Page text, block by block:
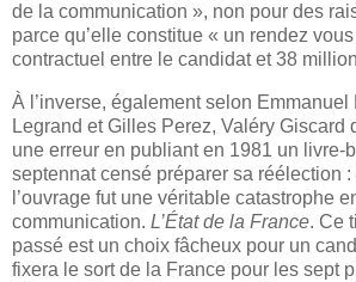
de la communication », non pour des
parce qu’elle constitue « un rendez vous
contractuel entre le candidat et 38
À l’inverse, également selon Emmanuel
Legrand et Gilles Perez, Valéry Giscard
une erreur en publiant en 1981 un livre-
septennat censé préparer sa réélection :
l’ouvrage fut une véritable catastrophe
communication. L’État de la France. Ce
passé est un choix fâcheux pour un
fixera le sort de la France pour les sept